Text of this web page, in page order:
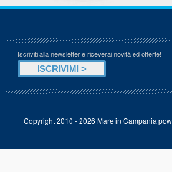
Iscriviti alla newsletter e riceverai novità ed offerte!
Copyright 2010 - 2026 Mare in Campania